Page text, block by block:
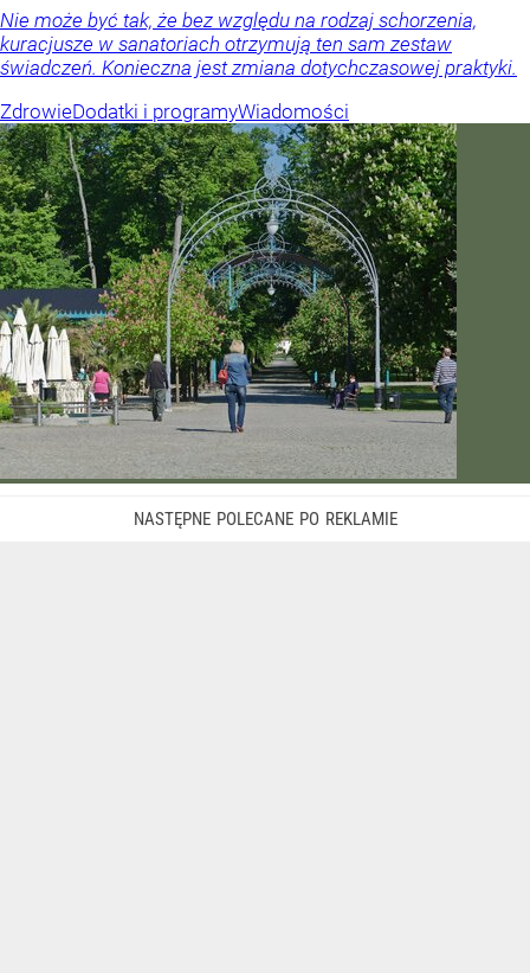
Nie może być tak, że bez względu na rodzaj schorzenia,
kuracjusze w sanatoriach otrzymują ten sam zestaw
świadczeń. Konieczna jest zmiana dotychczasowej praktyki.
ZdrowieDodatki i programyWiadomości